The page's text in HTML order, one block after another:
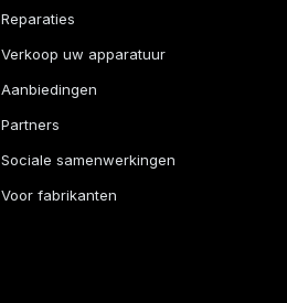
Reparaties
Verkoop uw apparatuur
Aanbiedingen
Partners
Sociale samenwerkingen
Voor fabrikanten